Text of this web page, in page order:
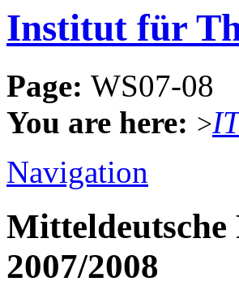
Institut für
Page: WS07-08
You are here: >
Navigation
Mitteldeutsche
2007/2008